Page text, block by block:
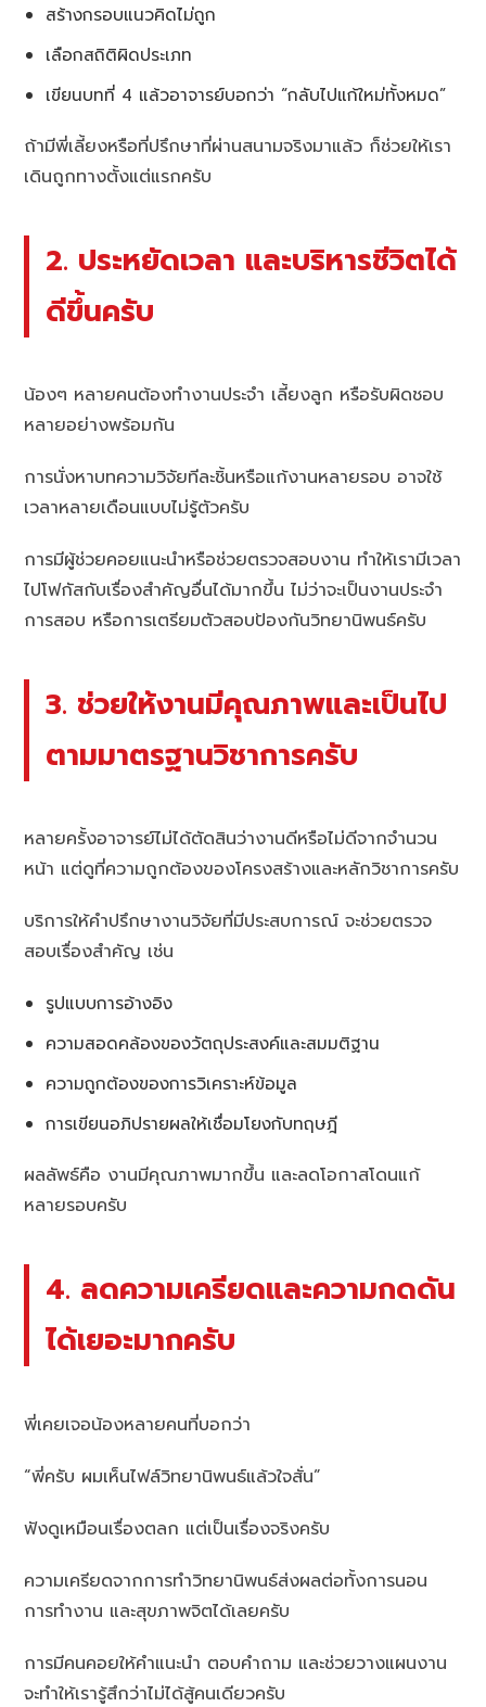
สร้างกรอบแนวคิดไม่ถูก
เลือกสถิติผิดประเภท
เขียนบทที่ 4 แล้วอาจารย์บอกว่า “กลับไปแก้ใหม่ทั้งหมด”
ถ้ามีพี่เลี้ยงหรือที่ปรึกษาที่ผ่านสนามจริงมาแล้ว ก็ช่วยให้เรา
เดินถูกทางตั้งแต่แรกครับ
2. ประหยัดเวลา และบริหารชีวิตได้
ดีขึ้นครับ
น้องๆ หลายคนต้องทำงานประจำ เลี้ยงลูก หรือรับผิดชอบ
หลายอย่างพร้อมกัน
การนั่งหาบทความวิจัยทีละชิ้นหรือแก้งานหลายรอบ อาจใช้
เวลาหลายเดือนแบบไม่รู้ตัวครับ
การมีผู้ช่วยคอยแนะนำหรือช่วยตรวจสอบงาน ทำให้เรามีเวลา
ไปโฟกัสกับเรื่องสำคัญอื่นได้มากขึ้น ไม่ว่าจะเป็นงานประจำ
การสอบ หรือการเตรียมตัวสอบป้องกันวิทยานิพนธ์ครับ
3. ช่วยให้งานมีคุณภาพและเป็นไป
ตามมาตรฐานวิชาการครับ
หลายครั้งอาจารย์ไม่ได้ตัดสินว่างานดีหรือไม่ดีจากจำนวน
หน้า แต่ดูที่ความถูกต้องของโครงสร้างและหลักวิชาการครับ
บริการให้คำปรึกษางานวิจัยที่มีประสบการณ์ จะช่วยตรวจ
สอบเรื่องสำคัญ เช่น
รูปแบบการอ้างอิง
ความสอดคล้องของวัตถุประสงค์และสมมติฐาน
ความถูกต้องของการวิเคราะห์ข้อมูล
การเขียนอภิปรายผลให้เชื่อมโยงกับทฤษฎี
ผลลัพธ์คือ งานมีคุณภาพมากขึ้น และลดโอกาสโดนแก้
หลายรอบครับ
4. ลดความเครียดและความกดดัน
ได้เยอะมากครับ
พี่เคยเจอน้องหลายคนที่บอกว่า
“พี่ครับ ผมเห็นไฟล์วิทยานิพนธ์แล้วใจสั่น”
ฟังดูเหมือนเรื่องตลก แต่เป็นเรื่องจริงครับ
ความเครียดจากการทำวิทยานิพนธ์ส่งผลต่อทั้งการนอน
การทำงาน และสุขภาพจิตได้เลยครับ
การมีคนคอยให้คำแนะนำ ตอบคำถาม และช่วยวางแผนงาน
จะทำให้เรารู้สึกว่าไม่ได้สู้คนเดียวครับ